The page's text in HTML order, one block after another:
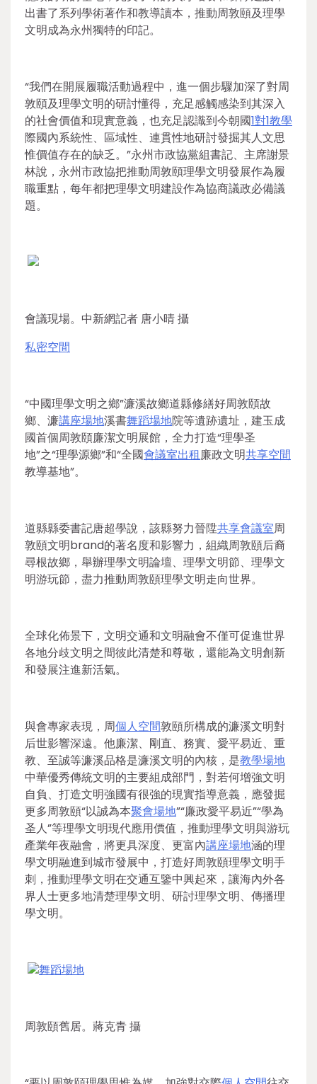
出書了系列學術著作和教導讀本，推動周敦頤及理學
文明成為永州獨特的印記。
“我們在開展履職活動過程中，進一個步驟加深了對周
敦頤及理學文明的研討懂得，充足感觸感染到其深入
的社會價值和現實意義，也充足認識到今朝國1對1教學
際國內系統性、區域性、連貫性地研討發掘其人文思
惟價值存在的缺乏。”永州市政協黨組書記、主席謝景
林說，永州市政協把推動周敦頤理學文明發展作為履
職重點，每年都把理學文明建設作為協商議政必備議
題。
會議現場。中新網記者 唐小晴 攝
私密空間
“中國理學文明之鄉”濂溪故鄉道縣修繕好周敦頤故
鄉、濂講座場地溪書舞蹈場地院等遺跡遺址，建玉成
國首個周敦頤廉潔文明展館，全力打造“理學圣
地”之“理學源鄉”和“全國會議室出租廉政文明共享空間
教導基地”。
道縣縣委書記唐超學說，該縣努力晉陞共享會議室周
敦頤文明brand的著名度和影響力，組織周敦頤后裔
尋根故鄉，舉辦理學文明論壇、理學文明節、理學文
明游玩節，盡力推動周敦頤理學文明走向世界。
全球化佈景下，文明交通和文明融會不僅可促進世界
各地分歧文明之間彼此清楚和尊敬，還能為文明創新
和發展注進新活氣。
與會專家表現，周個人空間敦頤所構成的濂溪文明對
后世影響深遠。他廉潔、剛直、務實、愛平易近、重
教、至誠等濂溪品格是濂溪文明的內核，是教學場地
中華優秀傳統文明的主要組成部門，對若何增強文明
自負、打造文明強國有很強的現實指導意義，應發掘
更多周敦頤“以誠為本聚會場地”“廉政愛平易近”“學為
圣人”等理學文明現代應用價值，推動理學文明與游玩
產業年夜融會，將更具深度、更富內講座場地涵的理
學文明融進到城市發展中，打造好周敦頤理學文明手
刺，推動理學文明在交通互鑒中興起來，讓海內外各
界人士更多地清楚理學文明、研討理學文明、傳播理
學文明。
舞蹈場地
周敦頤舊居。蔣克青 攝